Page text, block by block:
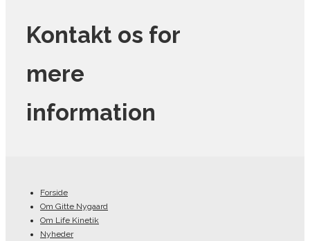
Kontakt os for
mere
information
Forside
Om Gitte Nygaard
Om Life Kinetik
Nyheder